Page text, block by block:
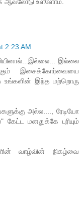
2:23 AM
இல்லை
இசைக்கோர்வையை
உங்களின் இந்த மற்றொரு
அல்ல...., ரேடியோ
மனதுக்கே புரியும்
வாழ்வின் நிகழ்வை